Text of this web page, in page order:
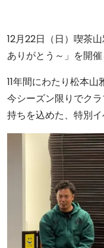
12月22日（日）喫茶
ありがとう～」を開
11年間にわたり松本山
今シーズン限りでク
持ちを込めた、特別イ